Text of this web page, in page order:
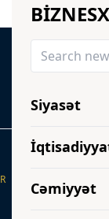
Siyasət
Cəmiyyət